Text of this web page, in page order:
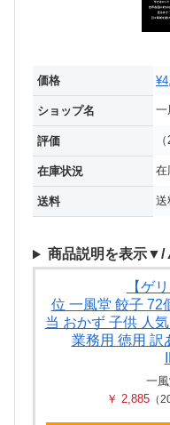
価格
ショップ名 一
評価
在庫状況 在
送料 送
商品説明を表示
【ゲ
位 一風堂 餃子 72
当 おかず 子供 人
業務用 徳用 訳
一
￥ 2,885 （